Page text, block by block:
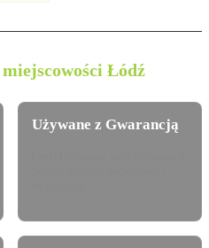
Łódź
Używane z Gwarancją